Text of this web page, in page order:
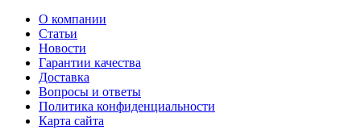
О компании
Статьи
Новости
Гарантии качества
Доставка
Вопросы и ответы
Политика конфиденциальности
Карта сайта